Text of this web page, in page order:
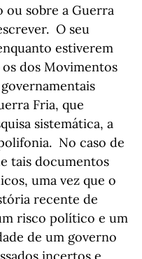
ou sobre a Guerra
O seu
estiverem
dos Movimentos
Fria, que
sistemática, a
No caso de
tais documentos
uma vez que o
recente de
risco político e um
de um governo